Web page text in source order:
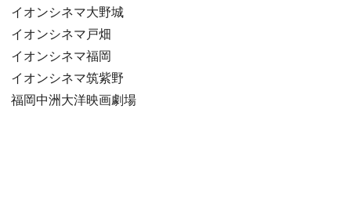
イオンシネマ大野城
イオンシネマ戸畑
イオンシネマ福岡
イオンシネマ筑紫野
福岡中洲大洋映画劇場